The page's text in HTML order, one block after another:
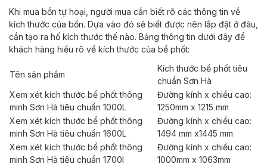
Khi mua bồn tự hoại, người mua cần biết rõ các thông tin về
kích thước của bồn. Dựa vào đó sẽ biết được nên lắp đặt ở đâu,
cần tạo ra hố kích thước thế nào. Bảng thông tin dưới đây để
khách hàng hiểu rõ về kích thước của bể phốt:
Tên sản phẩm
Kích thước bể phốt tiêu
chuẩn Sơn Hà
Xem xét kích thước bể phốt thông
minh Sơn Hà tiêu chuẩn 1000L
Đường kính x chiều cao:
1250mm x 1215 mm
Xem xét kích thước bể phốt thông
minh Sơn Hà tiêu chuẩn 1600L
Đường kính x chiều cao:
1494 mm x1445 mm
Xem xét kích thước bể phốt thông
minh Sơn Hà tiêu chuẩn 1700l
Đường kính x chiều cao:
1000mm x 1063mm